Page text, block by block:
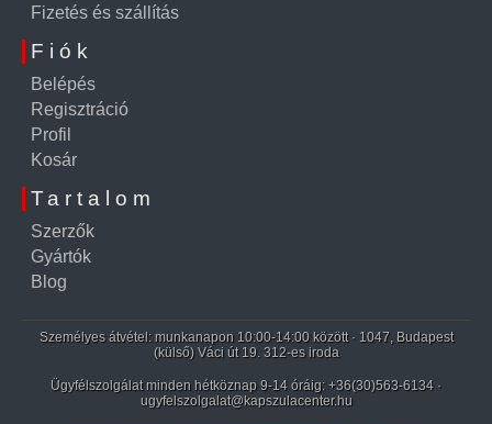
Fizetés és szállítás
Fiók
Belépés
Regisztráció
Profil
Kosár
Tartalom
Szerzők
Gyártók
Blog
Személyes átvétel: munkanapon 10:00-14:00 között · 1047, Budapest
(külső) Váci út 19. 312-es iroda
Ügyfélszolgálat minden hétköznap 9-14 óráig: +36(30)563-6134 ·
ugyfelszolgalat@kapszulacenter.hu